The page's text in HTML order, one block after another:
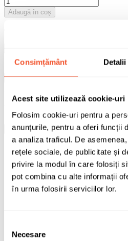
Consimțământ Detalii
Acest site utilizează cookie-uri
Folosim cookie-uri pentru a
anunțurile, pentru a oferi funcții
a analiza traficul. De
rețele sociale, de publicitate și
privire la modul în care folosiți
pot combina cu alte informații
în urma folosirii serviciilor lor.
consimțământului
Necesare
Adaugă în coș
Sunt de acord cu politica de
personal.
×
Se încarcă PDF-